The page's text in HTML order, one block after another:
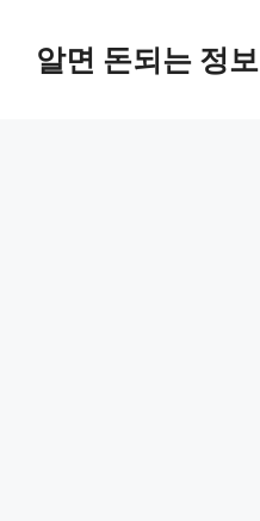
알면 돈되는 정보